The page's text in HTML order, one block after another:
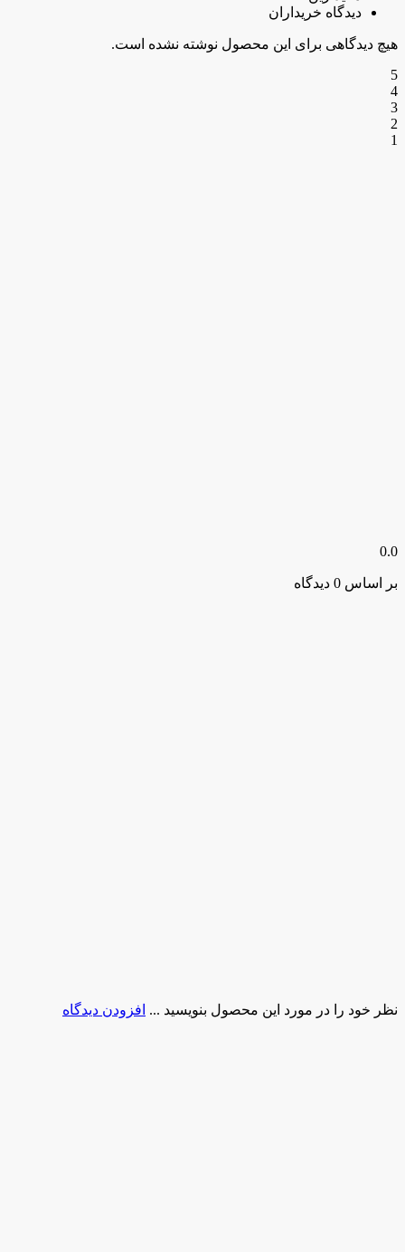
دیدگاه خریداران
هیچ دیدگاهی برای این محصول نوشته نشده است.
5
4
3
2
1
0.0
بر اساس 0 دیدگاه
نظر خود را در مورد این محصول بنویسید ... افزودن دیدگاه